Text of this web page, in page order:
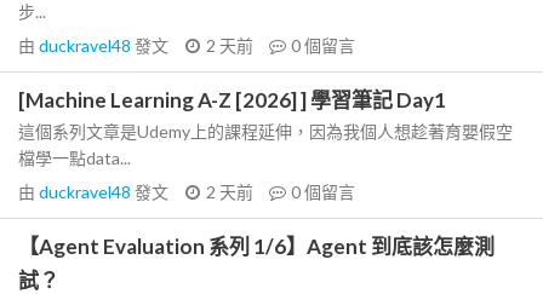
步...
由 duckravel48 發文 2 天前 0個留言
[Machine Learning A-Z [2026] ] 學習筆記 Day1
這個系列文章是Udemy上的課程延伸，因為我個人想趁著育嬰假空
檔學一點data...
由 duckravel48 發文 2 天前 0個留言
【Agent Evaluation 系列 1/6】Agent 到底該怎麼測
試？